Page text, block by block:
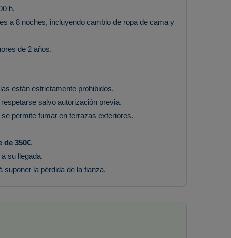
h.
a 8 noches, incluyendo cambio de ropa de cama y
de 2 años.
están estrictamente prohibidos.
salvo autorización previa.
permite fumar en terrazas exteriores.
de 350€.
su llegada.
suponer la pérdida de la fianza.